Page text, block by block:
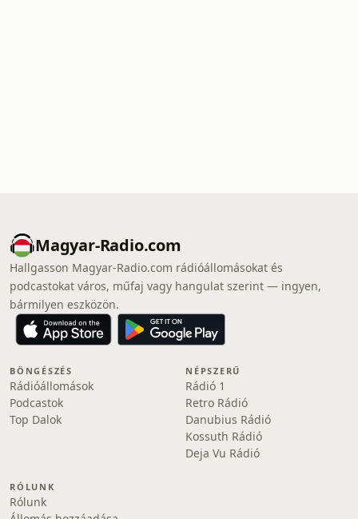
Magyar-Radio.com
Hallgasson Magyar-Radio.com rádióállomásokat és
podcastokat város, műfaj vagy hangulat szerint — ingyen,
bármilyen eszközön.
BÖNGÉSZÉS
Rádióállomások
Podcastok
Top Dalok
NÉPSZERŰ
Rádió 1
Retro Rádió
Danubius Rádió
Kossuth Rádió
Deja Vu Rádió
RÓLUNK
Rólunk